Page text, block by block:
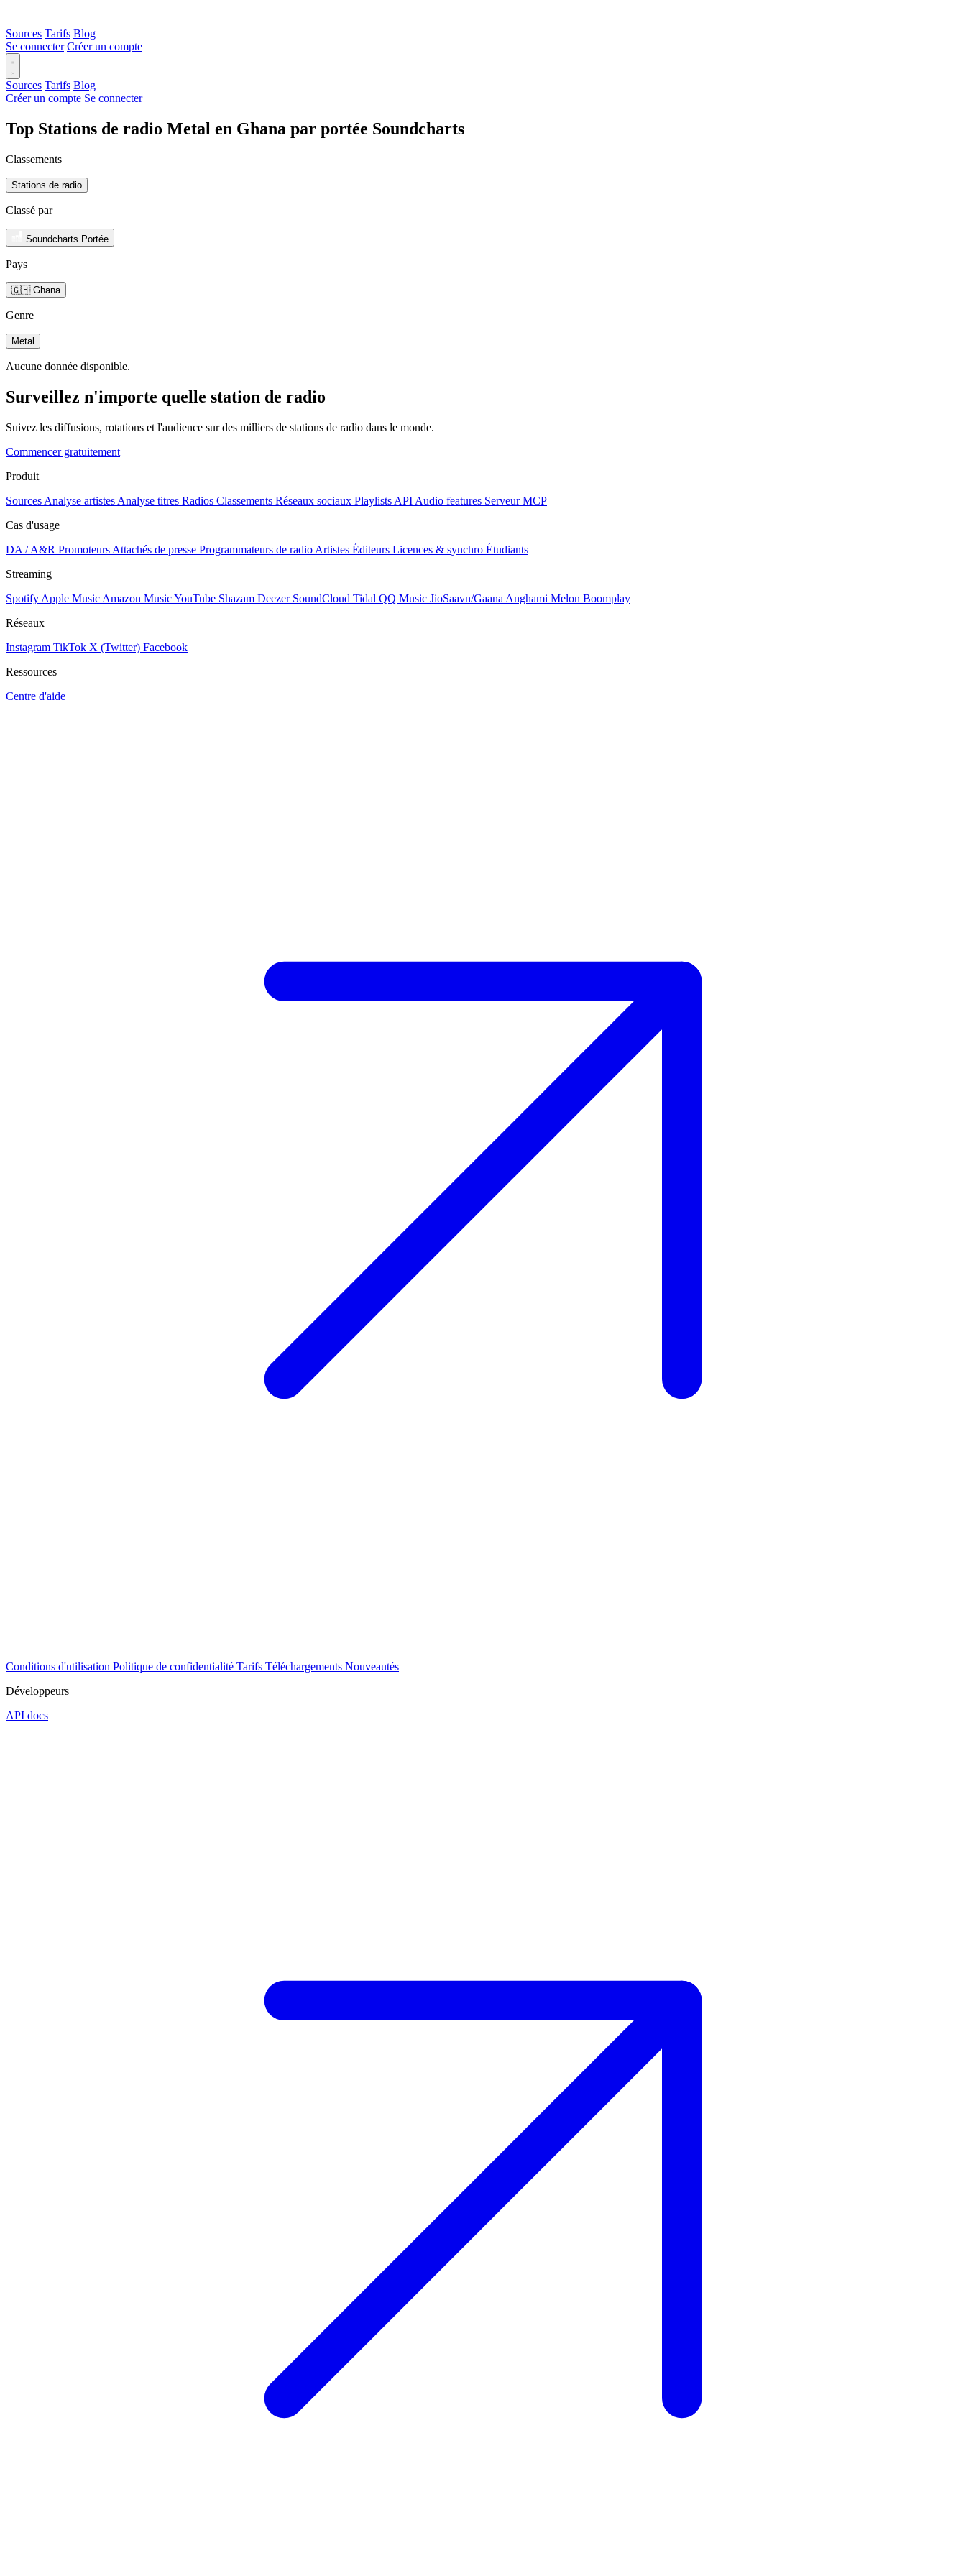
Sources Tarifs Blog
Se connecter Créer un compte
Sources Tarifs Blog
Créer un compte Se connecter
Top Stations de radio Metal en Ghana par portée Soundcharts
Classements
Stations de radio
Classé par
Soundcharts Portée
Pays
🇬🇭 Ghana
Genre
Metal
Aucune donnée disponible.
Surveillez n'importe quelle station de radio
Suivez les diffusions, rotations et l'audience sur des milliers de stations de radio dans le monde.
Commencer gratuitement
Produit
Sources Analyse artistes Analyse titres Radios Classements Réseaux sociaux Playlists API Audio features Serveur MCP
Cas d'usage
DA / A&R Promoteurs Attachés de presse Programmateurs de radio Artistes Éditeurs Licences & synchro Étudiants
Streaming
Spotify Apple Music Amazon MusicYouTube Shazam Deezer SoundCloud Tidal QQ Music JioSaavn/Gaana Anghami Melon Boomplay
Réseaux
Instagram TikTok X (Twitter) Facebook
Ressources
Centre d'aide
Conditions d'utilisation Politique de confidentialité Tarifs Téléchargements Nouveautés
Développeurs
API docs